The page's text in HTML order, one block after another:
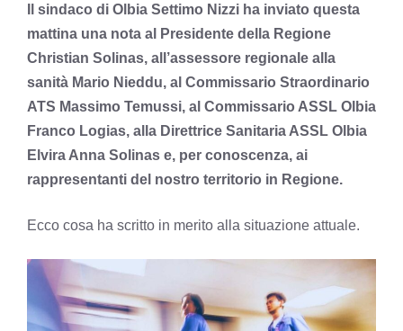
Il sindaco di Olbia Settimo Nizzi ha inviato questa
mattina una nota al Presidente della Regione
Christian Solinas, all’assessore regionale alla
sanità Mario Nieddu, al Commissario Straordinario
ATS Massimo Temussi, al Commissario ASSL Olbia
Franco Logias, alla Direttrice Sanitaria ASSL Olbia
Elvira Anna Solinas e, per conoscenza, ai
rappresentanti del nostro territorio in Regione.
Ecco cosa ha scritto in merito alla situazione attuale.